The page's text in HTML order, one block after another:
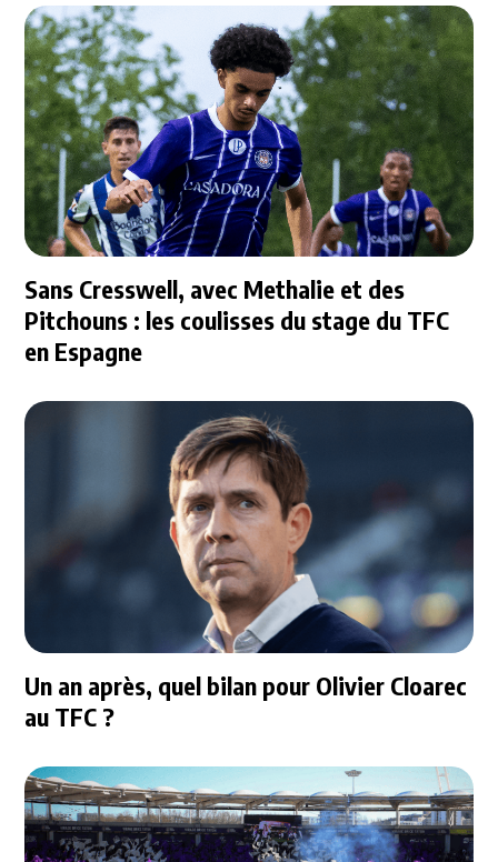
Sans Cresswell, avec Methalie et des
Pitchouns : les coulisses du stage du TFC
en Espagne
Un an après, quel bilan pour Olivier Cloarec
au TFC ?